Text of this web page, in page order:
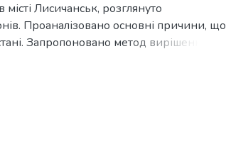
Лисичанськ, розглянуто
Проаналізовано основні причини, що
Запропоновано метод вирішення цієї
як позитивні, так і негативні